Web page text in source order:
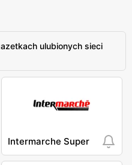
ulubionych sieci
Intermarche Super